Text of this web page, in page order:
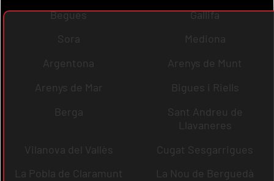
Begues
Gallifa
Sora
Mediona
Argentona
Arenys de Munt
Arenys de Mar
Bigues i Riells
Berga
Sant Andreu de
Llavaneres
Vilanova del Vallès
Cugat Sesgarrigues
La Pobla de Claramunt
La Nou de Berguedà